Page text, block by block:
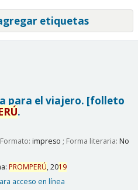
etiquetas
para el viajero. [folleto
.
impreso ; Forma literaria: No
PROMPERÚ,2019
acceso en línea